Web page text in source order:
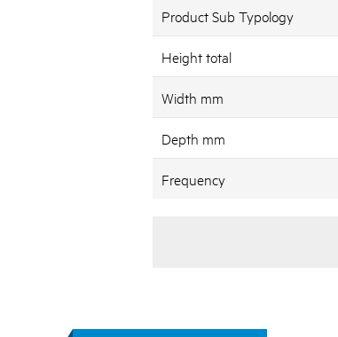
Product Sub Typology
Height total
Width mm
Depth mm
Frequency